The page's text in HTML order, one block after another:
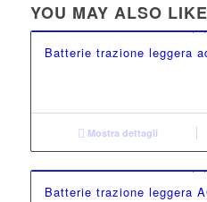
YOU MAY ALSO
Batterie trazione leggera
Mostra dettagli
Batterie trazione leggera